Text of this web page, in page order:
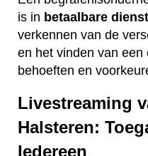
is in betaalbare
verkennen van de
en het vinden van
behoeften en
Livestreaming
Halsteren:
Iedereen